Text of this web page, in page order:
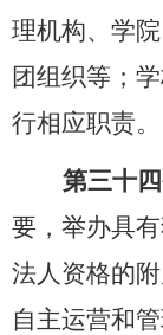
理机构、学
团组织等；
行相应职责。
第三十
要，举办具
法人资格的
自主运营和